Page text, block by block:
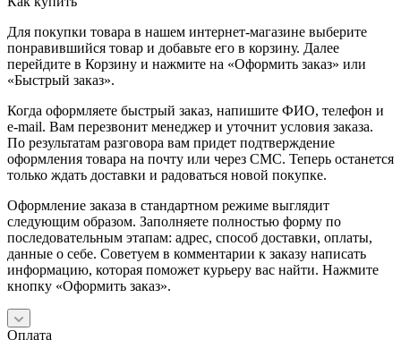
Для покупки товара в нашем интернет-магазине выберите
понравившийся товар и добавьте его в корзину. Далее
перейдите в Корзину и нажмите на «Оформить заказ» или
«Быстрый заказ».
Когда оформляете быстрый заказ, напишите ФИО, телефон и
e-mail. Вам перезвонит менеджер и уточнит условия заказа.
По результатам разговора вам придет подтверждение
оформления товара на почту или через СМС. Теперь останется
только ждать доставки и радоваться новой покупке.
Оформление заказа в стандартном режиме выглядит
следующим образом. Заполняете полностью форму по
последовательным этапам: адрес, способ доставки, оплаты,
данные о себе. Советуем в комментарии к заказу написать
информацию, которая поможет курьеру вас найти. Нажмите
кнопку «Оформить заказ».
Оплата